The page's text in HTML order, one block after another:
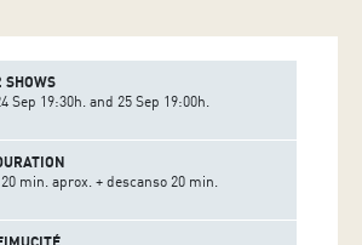
SHOWS
Sep 19:30h. and 25 Sep 19:00h.
min. aprox. + descanso 20 min.